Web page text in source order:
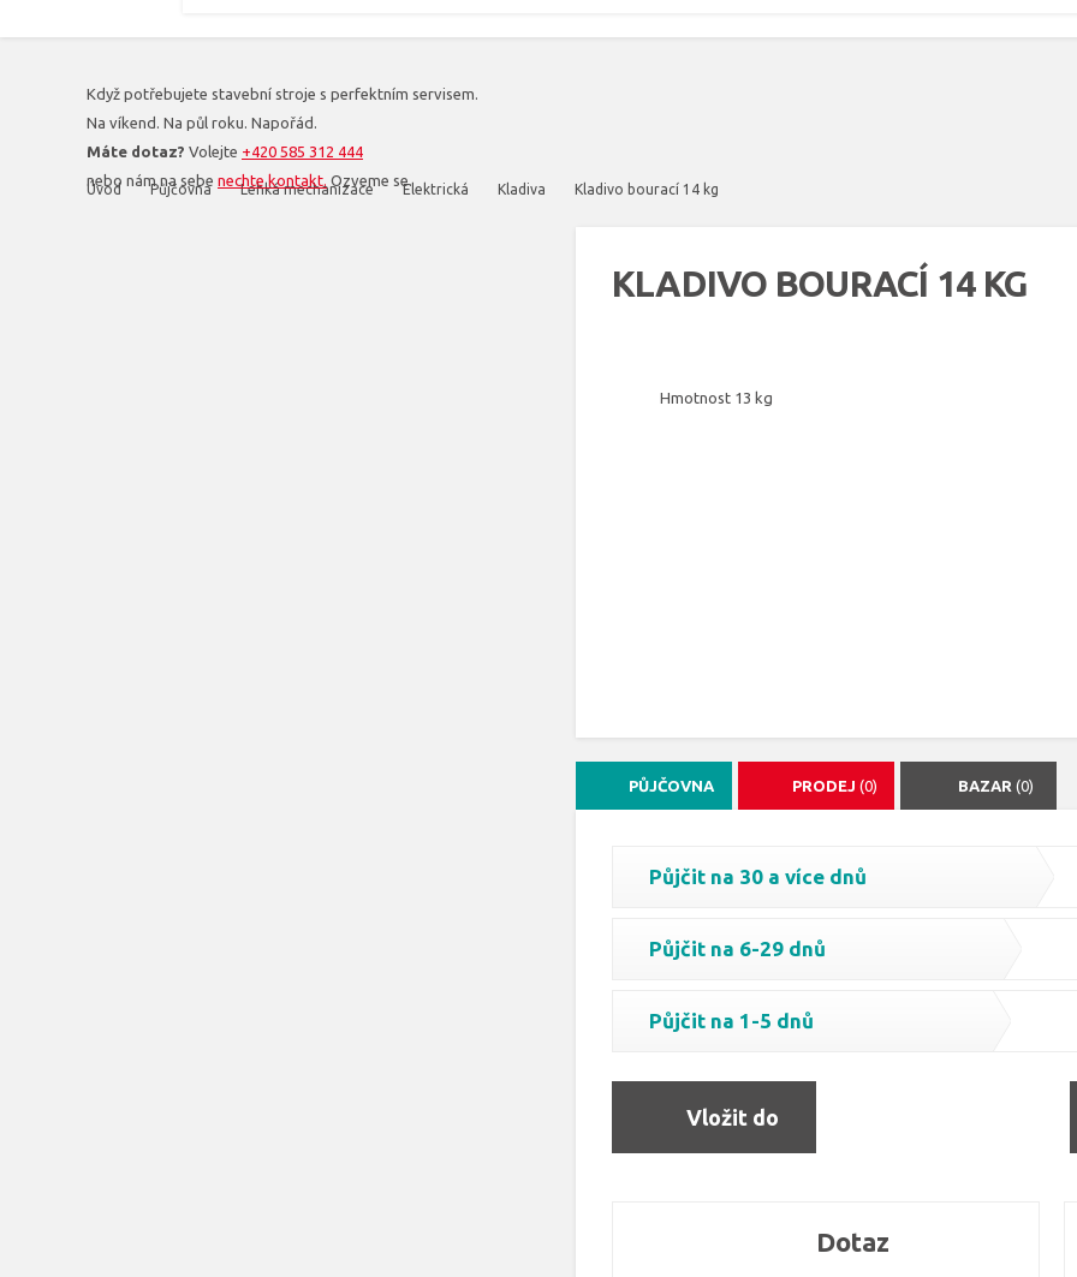
Když potřebujete stavební stroje s perfektním servisem.
Na víkend. Na půl roku. Napořád.
Máte dotaz? Volejte +420 585 312 444
nebo nám na sebe nechte kontakt. Ozveme se.
Úvod Půjčovna Lehká mechanizace Elektrická Kladiva Kladivo bourací 14 kg
KLADIVO BOURACÍ 14 KG
Hmotnost 13 kg
PŮJČOVNA PRODEJ (0) BAZAR(0)
Půjčit na 30 a více dnů
Půjčit na 6-29 dnů
Půjčit na 1-5 dnů
Vložit do
Dotaz